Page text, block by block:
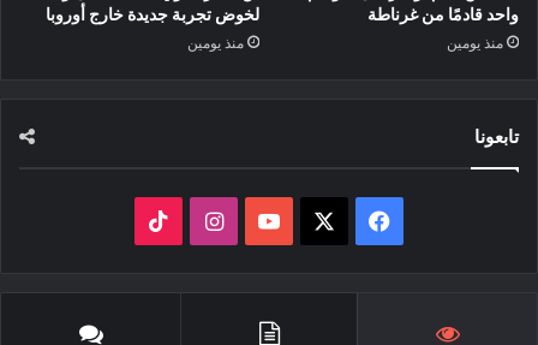
واحد قادمًا من غرناطة
منذ يومين
لخوض تجربة جديدة خارج أوروبا
منذ يومين
تابعونا
فيسبوك ‫YouTubeانستقرام